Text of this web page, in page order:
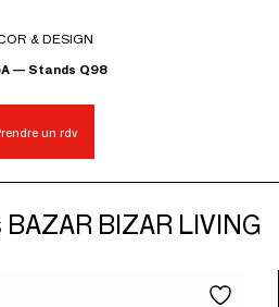
& DESIGN
— Stands Q98
un rdv
BIZAR LIVING